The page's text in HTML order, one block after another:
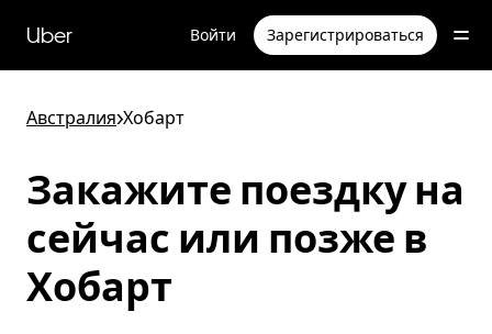
перейти
к
Uber Войти Зарегистрироваться
Австралия>Хобарт
Закажите поездку на
сейчас или позже в
Хобарт